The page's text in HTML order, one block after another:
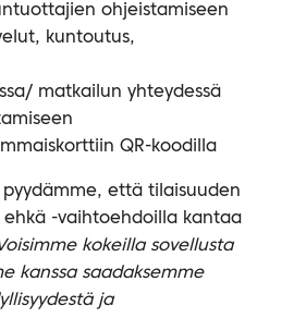
ohjeistamiseen
kuntoutus,
matkailun yhteydessä
QR-koodilla
pyydämme, että tilaisuuden
-vaihtoehdoilla kantaa
kokeilla sovellusta
kanssa saadaksemme
ja